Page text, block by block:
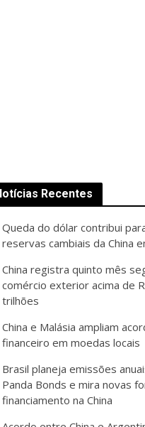
Recentes
Queda do dólar contribui
reservas cambiais da China
China registra quinto mês
comércio exterior acima de
trilhões
China e Malásia ampliam
financeiro em moedas locais
Brasil planeja emissões
Panda Bonds e mira novas
financiamento na China